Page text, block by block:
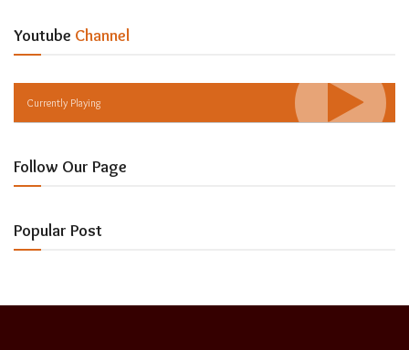
Youtube Channel
Currently Playing
Follow Our Page
Popular Post